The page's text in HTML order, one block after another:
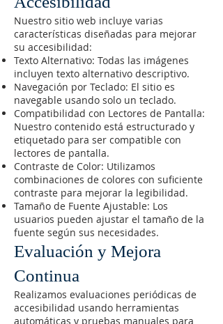
Nuestro sitio web incluye varias
características diseñadas para mejorar
su accesibilidad:
Texto Alternativo: Todas las imágenes
incluyen texto alternativo descriptivo.
Navegación por Teclado: El sitio es
navegable usando solo un teclado.
Compatibilidad con Lectores de Pantalla:
Nuestro contenido está estructurado y
etiquetado para ser compatible con
lectores de pantalla.
Contraste de Color: Utilizamos
combinaciones de colores con suficiente
contraste para mejorar la legibilidad.
Tamaño de Fuente Ajustable: Los
usuarios pueden ajustar el tamaño de la
fuente según sus necesidades.
Evaluación y Mejora
Continua
Realizamos evaluaciones periódicas de
accesibilidad usando herramientas
automáticas y pruebas manuales para